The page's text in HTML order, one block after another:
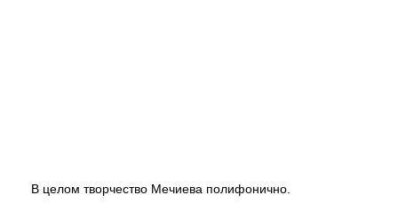
В целом творчество Мечиева полифонично.